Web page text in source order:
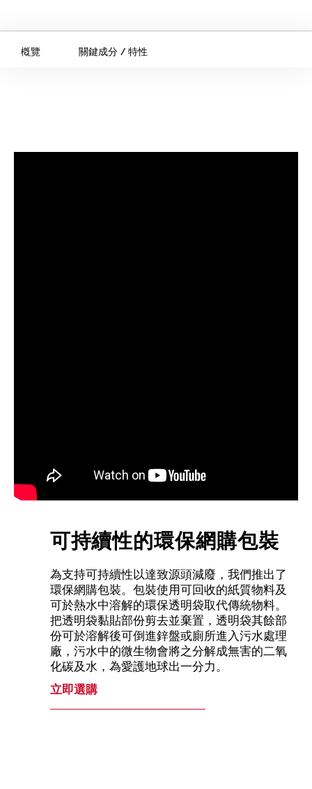
槪覽 關鍵成分 / 特性
可持續性的環保網購包裝
為支持可持續性以達致源頭減廢，我們推出了
環保網購包裝。包裝使用可回收的紙質物料及
可於熱水中溶解的環保透明袋取代傳統物料。
把透明袋黏貼部份剪去並棄置，透明袋其餘部
份可於溶解後可倒進鋅盤或廁所進入污水處理
廠，污水中的微生物會將之分解成無害的二氧
化碳及水，為愛護地球出一分力。
立即選購